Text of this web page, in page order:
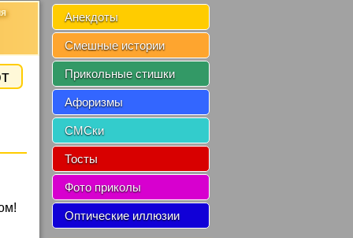
Анекдоты
Смешные истории
Прикольные стишки
Афоризмы
СМСки
Тосты
Фото приколы
Оптические иллюзии